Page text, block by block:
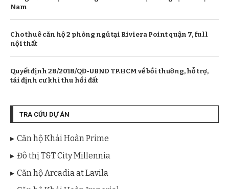
Nam
Cho thuê căn hộ 2 phòng ngủ tại Riviera Point quận 7, full
nội thất
Quyết định 28/2018/QĐ-UBND TP.HCM về bồi thường, hỗ trợ,
tái định cư khi thu hồi đất
TRA CỨU DỰ ÁN
Căn hộ Khải Hoàn Prime
Đô thị T&T City Millennia
Căn hộ Arcadia at Lavila